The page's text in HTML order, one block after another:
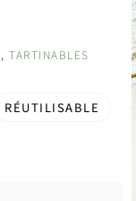
TARTINABLES
RÉUTILISABLE